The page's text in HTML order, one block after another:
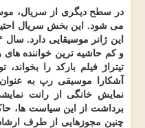
در سطح دیگری از سریال،
می شود. این بخش سریال
و کم حاشیه ترین خواننده های
تیتراژ فیلم بارکد را
آشکارا موسیقی رپ به
نمایش خانگی از رانت
برداشت از این سیاست ها،
چنین مجوزهایی از طرف